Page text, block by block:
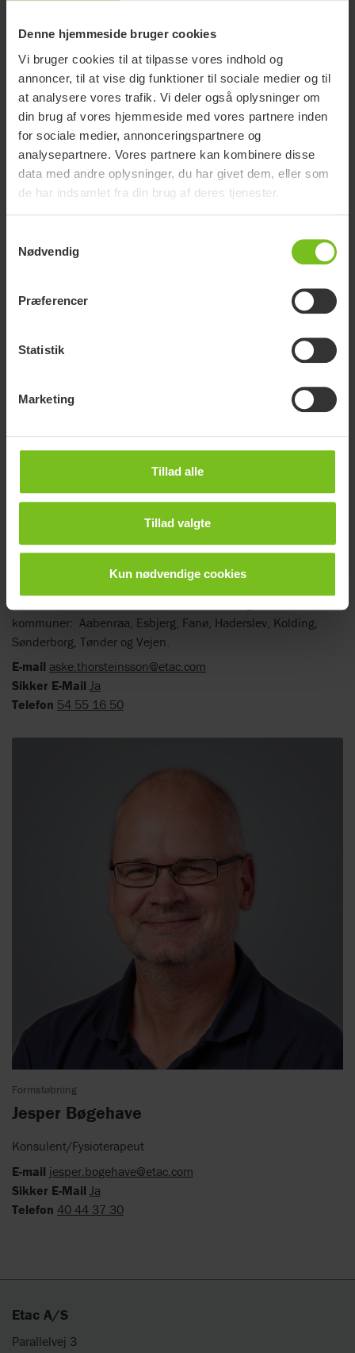
Denne hjemmeside bruger cookies
Vi bruger cookies til at tilpasse vores indhold og
annoncer, til at vise dig funktioner til sociale medier og til
at analysere vores trafik. Vi deler også oplysninger om
din brug af vores hjemmeside med vores partnere inden
for sociale medier, annonceringspartnere og
analysepartnere. Vores partnere kan kombinere disse
data med andre oplysninger, du har givet dem, eller som
de har indsamlet fra din brug af deres tjenester.
Nødvendig
Præferencer
Statistik
Marketing
Tillad alle
Tillad valgte
Kun nødvendige cookies
Lars Grønfeldt Welle
Konsulent/Fysioterapeut
E-maillars.welle@etac.com
Sikker E-MailJa
Telefon40 44 37 24
Formstøbning, Børnehjælpemidler
Aske Thorsteinsson
Konsulent/Fysioterapeut
kommuner: Aabenraa, Esbjerg, Fanø, Haderslev, Kolding,
Sønderborg, Tønder og Vejen.
E-mail aske.thorsteinsson@etac.com
Sikker E-Mail Ja
Telefon 54 55 16 50
Formstøbning
Jesper Bøgehave
Konsulent/Fysioterapeut
E-mail jesper.bogehave@etac.com
Sikker E-Mail Ja
Telefon 40 44 37 30
Etac A/S
Parallelvej 3